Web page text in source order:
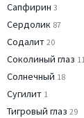
Сапфирин 3
Сердолик 87
Содалит 20
Соколиный глаз
Солнечный 18
Сугилит 1
Тигровый глаз 29